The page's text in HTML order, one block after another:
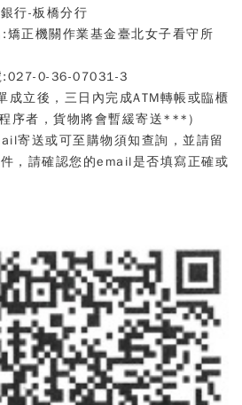
行-板橋分行
業基金臺北女子看守所
07031-3
成立後，三日內完成ATM轉帳或臨櫃
序者，貨物將會暫緩寄送***)
寄送或可至購物須知查詢，並請留
，請確認您的email是否填寫正確或